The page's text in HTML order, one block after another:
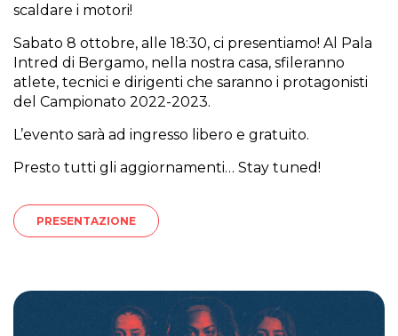
scaldare i motori!
Sabato 8 ottobre, alle 18:30, ci presentiamo! Al Pala
Intred di Bergamo, nella nostra casa, sfileranno
atlete, tecnici e dirigenti che saranno i protagonisti
del Campionato 2022-2023.
L’evento sarà ad ingresso libero e gratuito.
Presto tutti gli aggiornamenti… Stay tuned!
PRESENTAZIONE